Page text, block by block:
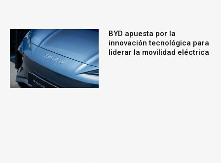
BYD apuesta por la
innovación tecnológica para
liderar la movilidad eléctrica